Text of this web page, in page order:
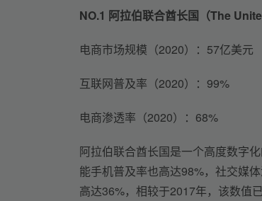
NO.1 阿拉伯联合酋长国（The
电商市场规模（2020）：57亿美元
互联网普及率（2020）：99%
电商渗透率（2020）：68%
阿拉伯联合酋长国是一个高度数字
能手机普及率也高达98%，社交媒
高达36%，相较于2017年，该数值